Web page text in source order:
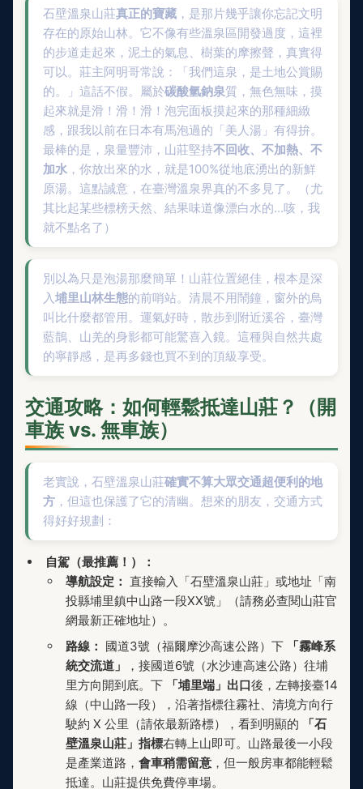
石壁溫泉山莊真正的寶藏 ，是那片幾乎讓你忘記文明
存在的原始山林。它不像有些溫泉區開發過度，這裡
的步道走起來，泥土的氣息、樹葉的摩擦聲，真實得
可以。莊主阿明哥常說：「我們這泉，是土地公賞賜
的。」這話不假。屬於碳酸氫鈉泉質，無色無味，摸
起來就是滑！滑！滑！泡完面板摸起來的那種細緻
感，跟我以前在日本有馬泡過的「美人湯」有得拚。
最棒的是，泉量豐沛，山莊堅持不回收、不加熱、不
加水 ，你放出來的水，就是100%從地底湧出的新鮮
原湯。這點誠意，在臺灣溫泉界真的不多見了。（尤
其比起某些標榜天然、結果味道像漂白水的...咳，我
就不點名了）
別以為只是泡湯那麼簡單！山莊位置絕佳，根本是深
入埔里山林生態的前哨站。清晨不用鬧鐘，窗外的鳥
叫比什麼都管用。運氣好時，散步到附近溪谷，臺灣
藍鵲、山羌的身影都可能驚喜入鏡。這種與自然共處
的寧靜感，是再多錢也買不到的頂級享受。
交通攻略：如何輕鬆抵達山莊？（開
車族 vs. 無車族）
老實說，石壁溫泉山莊確實不算大眾交通超便利的地
方 ，但這也保護了它的清幽。想來的朋友，交通方式
得好好規劃：
自駕（最推薦！）：
導航設定： 直接輸入「石壁溫泉山莊」或地址「南
投縣埔里鎮中山路一段XX號」（請務必查閱山莊官
網最新正確地址）。
路線： 國道3號（福爾摩沙高速公路）下
「霧峰系
統交流道」
，接國道6號（水沙連高速公路）往埔
里方向開到底。下
「埔里端」出口後，左轉接臺14
線（中山路一段），沿著指標往霧社、清境方向行
駛約 X 公里（請依最新路標），看到明顯的
「石
壁溫泉山莊」指標右轉上山即可。山路最後一小段
是產業道路， 會車稍需留意 ，但一般房車都能輕鬆
抵達。山莊提供免費停車場。